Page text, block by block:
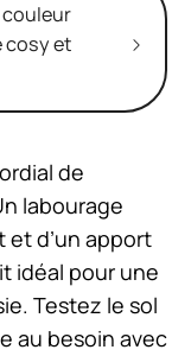
cosy et
de
labourage
et d’un apport
idéal pour une
Testez le sol
au besoin avec